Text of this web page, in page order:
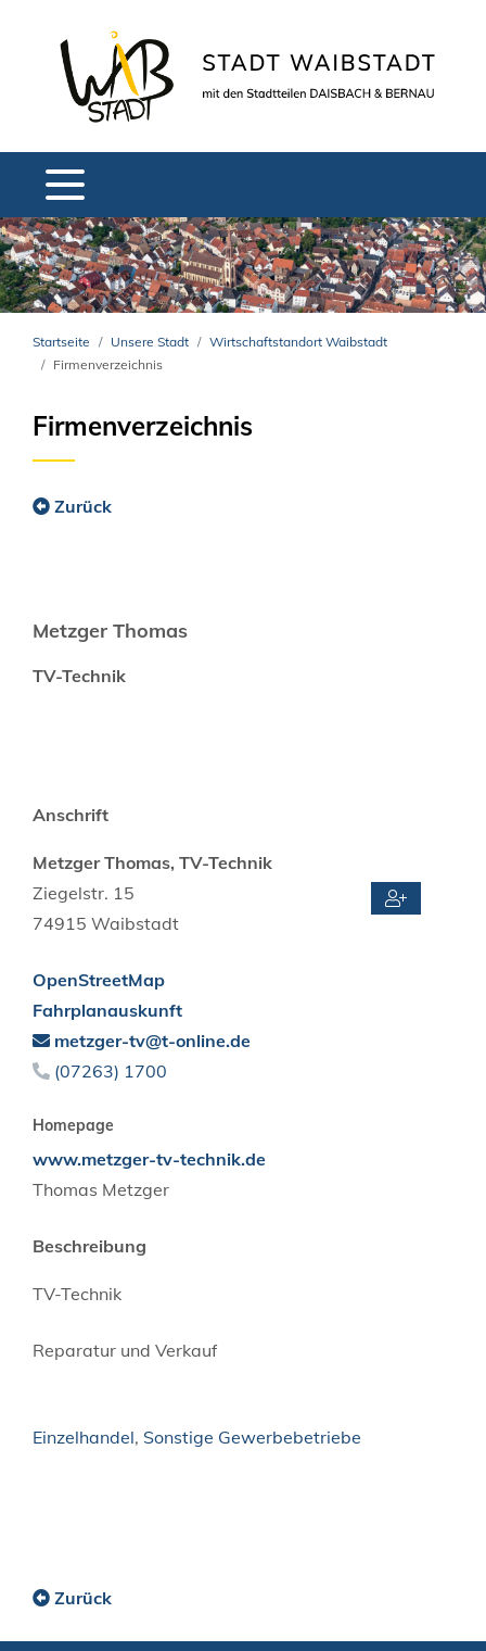
Startseite Unsere Stadt
Wirtschaftstandort Waibstadt
Firmenverzeichnis
Firmenverzeichnis
Zurück
Metzger Thomas
TV-Technik
Anschrift
Metzger Thomas, TV-Technik
Ziegelstr. 15
74915 Waibstadt
OpenStreetMap
Fahrplanauskunft
metzger-tv@t-online.de
(07263) 1700
Homepage
www.metzger-tv-technik.de
Thomas Metzger
Beschreibung
TV-Technik
Reparatur und Verkauf
Einzelhandel, Sonstige Gewerbebetriebe
Zurück